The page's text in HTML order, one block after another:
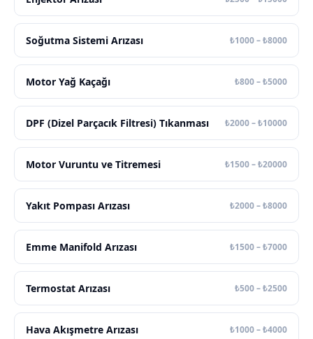
Soğutma Sistemi Arızası ₺1000 – ₺8000
Motor Yağ Kaçağı ₺800 – ₺5000
DPF (Dizel Parçacık Filtresi) Tıkanması ₺2000 – ₺10000
Motor Vuruntu ve Titremesi ₺1500 – ₺20000
Yakıt Pompası Arızası ₺2000 – ₺8000
Emme Manifold Arızası ₺1500 – ₺7000
Termostat Arızası ₺500 – ₺2500
Hava Akışmetre Arızası ₺1000 – ₺4000